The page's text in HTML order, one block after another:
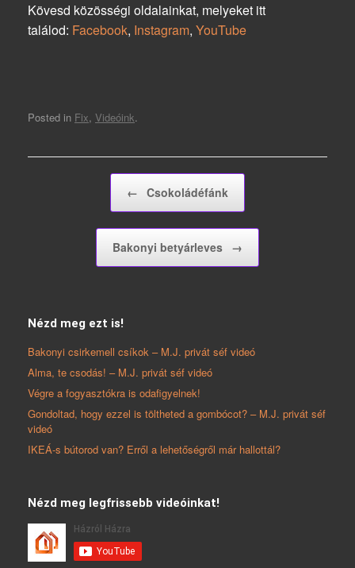
Kövesd közösségi oldalainkat, melyeket itt
találod: Facebook, Instagram, YouTube
Posted in Fix, Videóink.
← Csokoládéfánk
Bakonyi betyárleves →
Nézd meg ezt is!
Bakonyi csirkemell csíkok – M.J. privát séf videó
Alma, te csodás! – M.J. privát séf videó
Végre a fogyasztókra is odafigyelnek!
Gondoltad, hogy ezzel is töltheted a gombócot? – M.J. privát séf
videó
IKEÁ-s bútorod van? Erről a lehetőségről már hallottál?
Nézd meg legfrissebb videóinkat!